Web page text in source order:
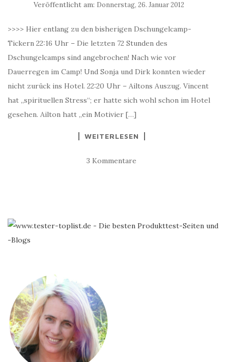
Veröffentlicht am: Donnerstag, 26. Januar 2012
>>>> Hier entlang zu den bisherigen Dschungelcamp-
Tickern 22:16 Uhr – Die letzten 72 Stunden des
Dschungelcamps sind angebrochen! Nach wie vor
Dauerregen im Camp! Und Sonja und Dirk konnten wieder
nicht zurück ins Hotel. 22:20 Uhr – Ailtons Auszug. Vincent
hat „spirituellen Stress“; er hatte sich wohl schon im Hotel
gesehen. Ailton hatt „ein Motivier […]
WEITERLESEN
3 Kommentare